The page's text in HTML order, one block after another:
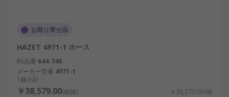
お取り寄せ品
HAZET 4971-1 ホース
RS品番 644-746
メーカー型番 4971-1
1個小計：
￥38,579.00(税抜) ￥38,579.00/個